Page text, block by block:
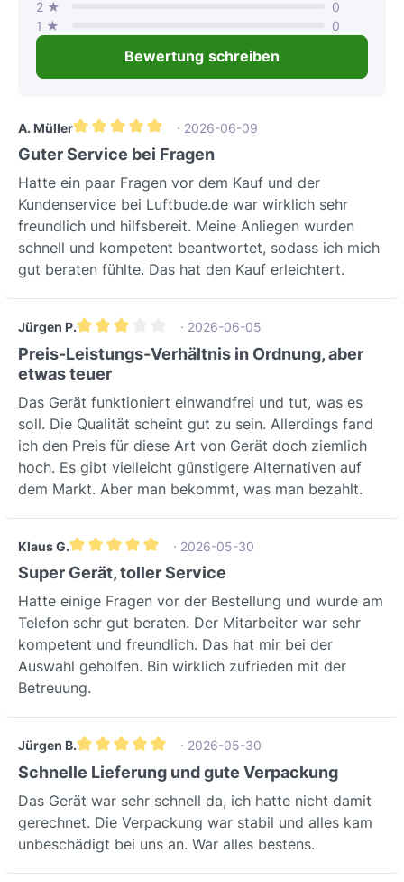
Wärmetauscher.Dieser tauscht
Wärmeenergie zwischen Zu- und Abluft
aus, wodurch bis zu 90% der Wärme
Heizenergie gespart
wird.Automatischer Sommer-
automatische Sommer-Bypass
ermöglicht es, in kühleren
Sommernächten die Außenluft
unverändert ins Gebäude zu leiten.Dies
sorgt für natürliche Kühlung und
verhindert unerwünschte
Wärmeeinträge, was den Wohnkomfort
in den wärmeren Monaten erheblich
steigert.Intelligente EC
VentilatorenAusgestattet mit
modernsten EC Volumenkonstant-
Ventilatoren, passt sich das Gerät
dynamisch an die Anforderungen
an.Dies garantiert einen konstanten
und bedarfsgerechten
Luftvolumenstrom von bis zu 300 m³/h
Filterverschmutzung oder
schwankendem
Luftwiderstand.Technische
SpezifikationenParameterWertBesonde
rheitLuftvolumenstrom300 m³/h (bei
150 Pa)Hohe Kapazität für
WohnräumeEnergieeffizienzklasseA+H
öchste Effizienz, geringer
VerbrauchSpannung230 VStandard-
NetzanschlussAnzahl der
Phasen1EinphasenanschlussElektrischer
AnschlussAnschlusskabel mit
SchutzkontaktsteckerKomfortable
2 ★
0
1 ★
0
Bewertung schreiben
A. Müller
Durchschnittliche Bewertung von 5 von 5 Sternen
· 2026-06-09
Guter Service bei Fragen
Hatte ein paar Fragen vor dem Kauf und der
Kundenservice bei Luftbude.de war wirklich sehr
freundlich und hilfsbereit. Meine Anliegen wurden
schnell und kompetent beantwortet, sodass ich mich
gut beraten fühlte. Das hat den Kauf erleichtert.
Jürgen P.
Durchschnittliche Bewertung von 3 von 5 Sternen
· 2026-06-05
Preis-Leistungs-Verhältnis in Ordnung, aber
etwas teuer
Das Gerät funktioniert einwandfrei und tut, was es
soll. Die Qualität scheint gut zu sein. Allerdings fand
ich den Preis für diese Art von Gerät doch ziemlich
hoch. Es gibt vielleicht günstigere Alternativen auf
dem Markt. Aber man bekommt, was man bezahlt.
Klaus G.
Durchschnittliche Bewertung von 5 von 5 Sternen
· 2026-05-30
Super Gerät, toller Service
Hatte einige Fragen vor der Bestellung und wurde am
Telefon sehr gut beraten. Der Mitarbeiter war sehr
kompetent und freundlich. Das hat mir bei der
Auswahl geholfen. Bin wirklich zufrieden mit der
Betreuung.
Jürgen B.
Durchschnittliche Bewertung von 5 von 5 Sternen
· 2026-05-30
Schnelle Lieferung und gute Verpackung
Das Gerät war sehr schnell da, ich hatte nicht damit
gerechnet. Die Verpackung war stabil und alles kam
unbeschädigt bei uns an. War alles bestens.